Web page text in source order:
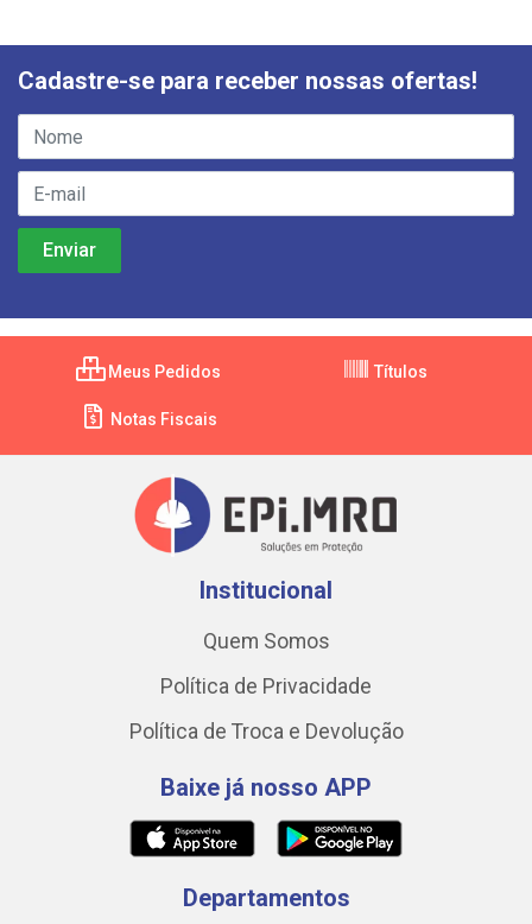
Cadastre-se para receber nossas ofertas!
Meus Pedidos Títulos
Notas Fiscais
Institucional
Quem Somos
Política de Privacidade
Política de Troca e Devolução
Baixe já nosso APP
Departamentos